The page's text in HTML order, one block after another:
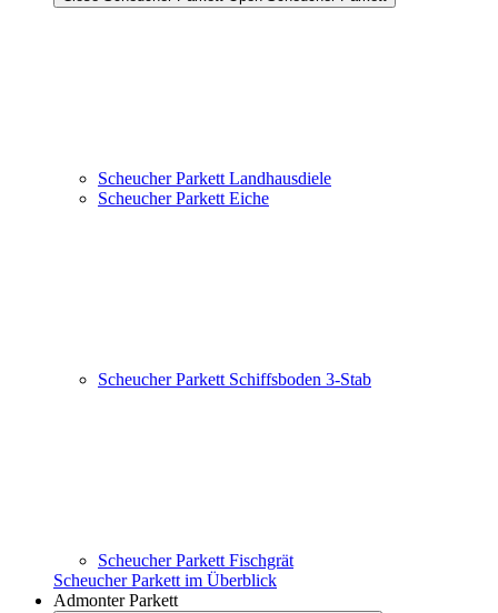
Scheucher Parkett Landhausdiele
Scheucher Parkett Eiche
Scheucher Parkett Schiffsboden 3-Stab
Scheucher Parkett Fischgrät
Scheucher Parkett im Überblick
Admonter Parkett